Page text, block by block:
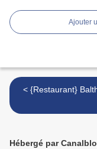
Ajouter
< {Restaurant}
Hébergé par